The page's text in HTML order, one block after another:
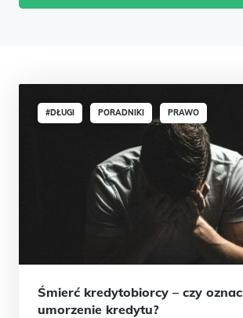
#DŁUGI PORADNIKI PRAWO
Śmierć kredytobiorcy – czy
umorzenie kredytu?